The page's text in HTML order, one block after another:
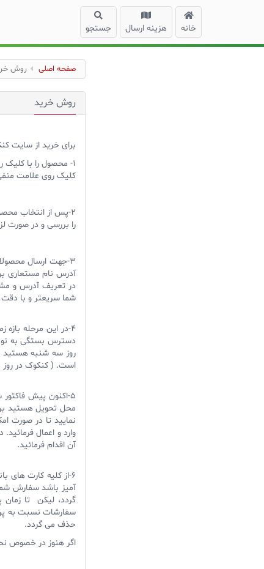
خانه هزینه ارسال جستجو
صفحه اصلی روش
روش خرید
برای خرید از سایت
1- محصول را با
کلیک روی علامت
2-پس از انتخاب
را بررسی و در صورت
3-جهت ارسال
آدرس نام مستعاری
در تعریف آدرس و
شما سریعتر و با
4-در این مرحله
دسترس بستگی به
روز سه شنبه هستید و
است. ( کنکوک در روز
5-اکنون پیش
محل تحویل هستید
نمایید تا در صورت
وارد و اعمال
آن اقدام فرمائید.
6-از کلیه کارت
آمیز باشد سفارش
سفارشات نسبت به
حذف می گردد.
اگر هنوز در خصوص